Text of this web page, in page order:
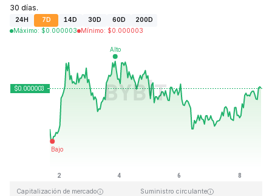
30 días.
24H 7D 14D 30D 60D
200D
Máximo: $0.000003 Mínimo: $0.000003
Última actualización: 2026-08-08, 16:59 GMT+0
$0.000000
Capitalización de mercado Suministro circulante